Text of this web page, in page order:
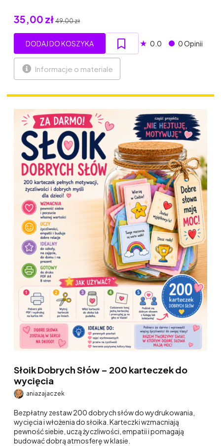
35,00 zł 49,00 zł
DODAJ DO KOSZYKA ★ 0.0 0 Opinii
Informacje o materiale
Słoik Dobrych Słów – 200 karteczek do
wycięcia
aniazajaczek
Bezpłatny zestaw 200 dobrych słów do wydrukowania,
wycięcia i włożenia do słoika. Karteczki wzmacniają
pewność siebie, uczą życzliwości, empatii i pomagają
budować dobrą atmosferę w klasie.